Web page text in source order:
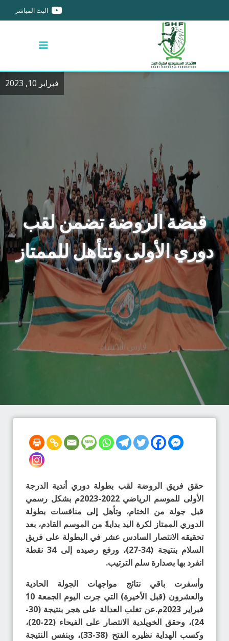
البث المباشر
فبراير 10, 2023
قبضة الروضة تضمن لقب
دوري الأولى وتتأهل للممتاز
حقق فريق الروضة لقب بطولة دوري أندية الدرجة
الأولى للموسم الرياضي 2022-2023م بشكل رسمي
قبل جولة من الختام، وتأهل إلى منافسات بطولة
الدوري الممتاز لكرة اليد بدايةً من الموسم القادم، بعد
تحقيقه الانتصار السادس عشر في البطولة على فريق
السلام بنتيجة (34-27)، ورفع رصيده إلى 34 نقطة
انفرد بها بصدارة سلم الترتيب.
وأسفرت باقي نتائج مواجهات الجولة الحادية
والعشرون (قبل الأخيرة) التي جرت اليوم الجمعة 10
فبراير 2023م.عن تغلب العدالة على هجر بنتيجة (30-
24)، وحقق الخويلدية الانتصار على الفيحاء (22-20)،
وكسب الهداية نظيره الفتح (38-33)، وبنفس النتيجة